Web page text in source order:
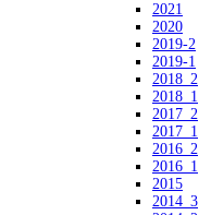
2021
2020
2019-2
2019-1
2018_2
2018_1
2017_2
2017_1
2016_2
2016_1
2015
2014_3